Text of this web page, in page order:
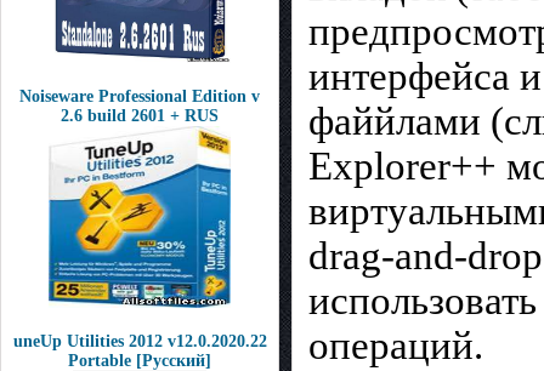
Noiseware Professional Edition v
2.6 build 2601 + RUS
uneUp Utilities 2012 v12.0.2020.22
Рortable [Pусcкий]
интерфейса
файйлами
Explorer++
drag-and-
операций.